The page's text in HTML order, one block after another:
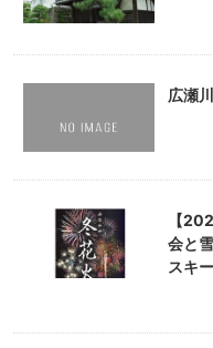
広瀬
【
会と
スキ